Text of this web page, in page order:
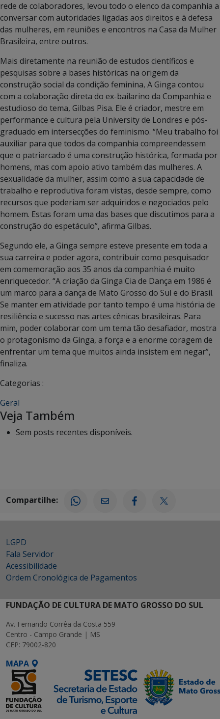
rede de colaboradores, levou todo o elenco da companhia a
conversar com autoridades ligadas aos direitos e à defesa
das mulheres, em reuniões e encontros na Casa da Mulher
Brasileira, entre outros.
Mais diretamente na reunião de estudos científicos e
pesquisas sobre a bases históricas na origem da
construção social da condição feminina, A Ginga contou
com a colaboração direta do ex-bailarino da Companhia e
estudioso do tema, Gilbas Pisa. Ele é criador, mestre em
performance e cultura pela University de Londres e pós-
graduado em intersecções do feminismo. “Meu trabalho foi
auxiliar para que todos da companhia compreendessem
que o patriarcado é uma construção histórica, formada por
homens, mas com apoio ativo também das mulheres. A
sexualidade da mulher, assim como a sua capacidade de
trabalho e reprodutiva foram vistas, desde sempre, como
recursos que poderiam ser adquiridos e negociados pelo
homem. Estas foram uma das bases que discutimos para a
construção do espetáculo”, afirma Gilbas.
Segundo ele, a Ginga sempre esteve presente em toda a
sua carreira e poder agora, contribuir como pesquisador
em comemoração aos 35 anos da companhia é muito
enriquecedor. “A criação da Ginga Cia de Dança em 1986 é
um marco para a dança de Mato Grosso do Sul e do Brasil.
Se manter em atividade por tanto tempo é uma história de
resiliência e sucesso nas artes cênicas brasileiras. Para
mim, poder colaborar com um tema tão desafiador, mostra
o protagonismo da Ginga, a força e a enorme coragem de
enfrentar um tema que muitos ainda insistem em negar”,
finaliza.
Categorias :
Geral
Veja Também
Sem posts recentes disponíveis.
Compartilhe:
LGPD
Fala Servidor
Acessibilidade
Ordem Cronológica de Pagamentos
FUNDAÇÃO DE CULTURA DE MATO GROSSO DO SUL
Av. Fernando Corrêa da Costa 559
Centro - Campo Grande | MS
CEP: 79002-820
MAPA